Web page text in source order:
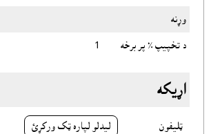
وړنه
د تخپيپ ٪ پر برخه 1
اړيکه
ټليفون ليدلو لپاره ټک ورکړئ